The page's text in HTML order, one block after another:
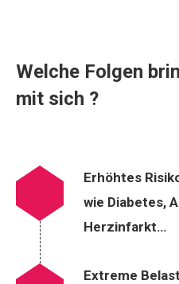
Welche Folgen
mit sich ?
Erhöhtes
wie Diabetes,
Herzinfarkt…
Extreme